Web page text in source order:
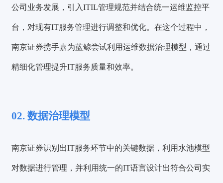
公司业务发展，引入ITIL管理规范并结合统一运维监控平
台，对现有IT服务管理进行调整和优化。在这个过程中，
南京证券携手嘉为蓝鲸尝试利用运维数据治理模型，通过
精细化管理提升IT服务质量和效率。
02. 数据治理模型
南京证券识别出IT服务环节中的关键数据，利用水池模型
对数据进行管理，并利用统一的IT语言设计出符合公司实